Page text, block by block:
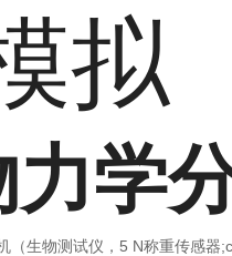
拟
学
（生物测试仪，5 N称重传感器